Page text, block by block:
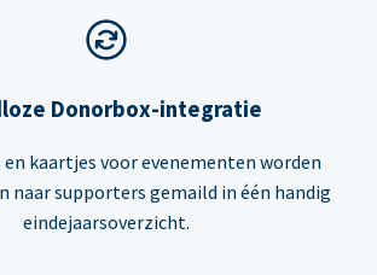
Donorbox-integratie
kaartjes voor evenementen worden
naar supporters gemaild in één handig
eindejaarsoverzicht.